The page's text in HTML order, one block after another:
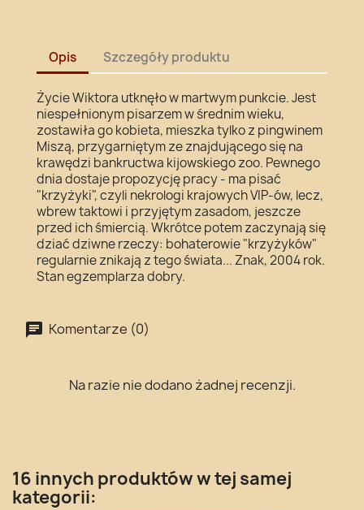
Opis Szczegóły produktu
Życie Wiktora utknęło w martwym punkcie. Jest
niespełnionym pisarzem w średnim wieku,
zostawiła go kobieta, mieszka tylko z pingwinem
Miszą, przygarniętym ze znajdującego się na
krawędzi bankructwa kijowskiego zoo. Pewnego
dnia dostaje propozycję pracy - ma pisać
"krzyżyki", czyli nekrologi krajowych VIP-ów, lecz,
wbrew taktowi i przyjętym zasadom, jeszcze
przed ich śmiercią. Wkrótce potem zaczynają się
dziać dziwne rzeczy: bohaterowie "krzyżyków"
regularnie znikają z tego świata... Znak, 2004 rok.
Stan egzemplarza dobry.
Komentarze (0)
Na razie nie dodano żadnej recenzji.
16 innych produktów w tej samej
kategorii: